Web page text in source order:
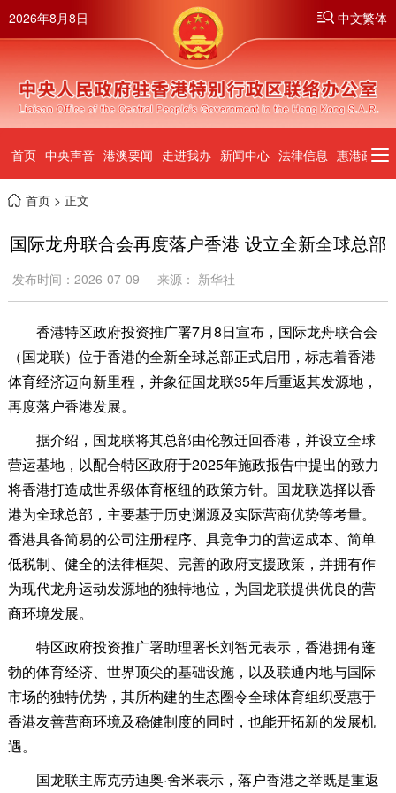
2026年8月8日 中文繁体
首页 中央声音 港澳要闻 走进我办 新闻中心 法律信息 惠港政策
首页> 正文
国际龙舟联合会再度落户香港 设立全新全球总部
发布时间：2026-07-09 来源： 新华社
香港特区政府投资推广署7月8日宣布，国际龙舟联合会
（国龙联）位于香港的全新全球总部正式启用，标志着香港
体育经济迈向新里程，并象征国龙联35年后重返其发源地，
再度落户香港发展。
据介绍，国龙联将其总部由伦敦迁回香港，并设立全球
营运基地，以配合特区政府于2025年施政报告中提出的致力
将香港打造成世界级体育枢纽的政策方针。国龙联选择以香
港为全球总部，主要基于历史渊源及实际营商优势等考量。
香港具备简易的公司注册程序、具竞争力的营运成本、简单
低税制、健全的法律框架、完善的政府支援政策，并拥有作
为现代龙舟运动发源地的独特地位，为国龙联提供优良的营
商环境发展。
特区政府投资推广署助理署长刘智元表示，香港拥有蓬
勃的体育经济、世界顶尖的基础设施，以及联通内地与国际
市场的独特优势，其所构建的生态圈令全球体育组织受惠于
香港友善营商环境及稳健制度的同时，也能开拓新的发展机
遇。
国龙联主席克劳迪奥·舍米表示，落户香港之举既是重返